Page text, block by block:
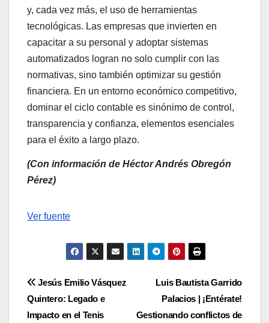
y, cada vez más, el uso de herramientas
tecnológicas. Las empresas que invierten en
capacitar a su personal y adoptar sistemas
automatizados logran no solo cumplir con las
normativas, sino también optimizar su gestión
financiera. En un entorno económico competitivo,
dominar el ciclo contable es sinónimo de control,
transparencia y confianza, elementos esenciales
para el éxito a largo plazo.
(Con información de Héctor Andrés Obregón
Pérez)
Navegación
entradas
Ver fuente
Navegación
de
Luis Bautista Garrido
Palacios | ¡Entérate!
Gestionando conflictos de
Jesús Emilio Vásquez
Quintero: Legado e
Impacto en el Tenis